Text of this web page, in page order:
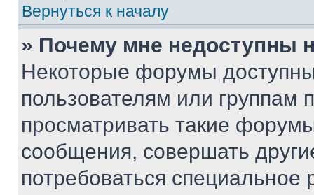
Вернуться к началу
» Почему мне недоступны
Некоторые форумы
пользователям или группам
просматривать такие
сообщения, совершать
потребоваться